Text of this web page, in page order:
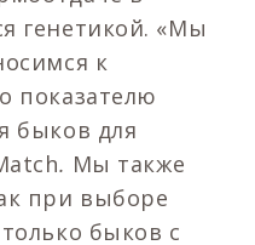
генетикой. «Мы
к
показателю
быков для
. Мы также
при выборе
быков с